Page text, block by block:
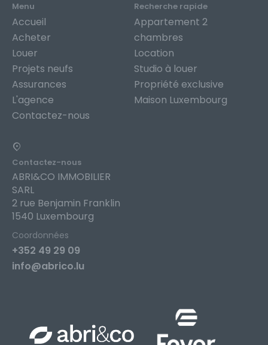
Menu
Accueil
Acheter
Louer
Projets neufs
Assurances
L'agence
Contactez-nous
Recherche rapide
Appartement 2
chambres
Location
Studio à louer
Propriété exclusive
Maison Luxembourg
Contactez-nous
ABRI&CO IMMOBILIER
SARL
2 rue Benjamin Franklin
1540 Luxembourg
Coordonnées
+352 49 29 09
info@abrico.lu